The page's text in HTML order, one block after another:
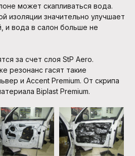
может скапливаться вода.
изоляции значительно улучшает
и вода в салон больше не
за счет слоя StP Aero.
резонанс гасят такие
и Accent Premium. От скрипа
Biplast Premium.